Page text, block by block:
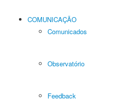
COMUNICAÇÃO
Comunicados
Observatório
Feedback